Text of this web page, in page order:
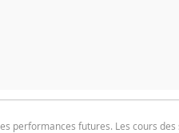
performances futures. Les cours